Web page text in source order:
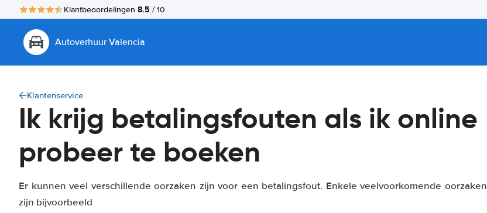
Klantbeoordelingen 8.5 / 10
Autoverhuur Valencia
Klantenservice
Ik krijg betalingsfouten als ik online
probeer te boeken
Er kunnen veel verschillende oorzaken zijn voor een betalingsfout. Enkele veelvoorkomende oorzaken
zijn bijvoorbeeld